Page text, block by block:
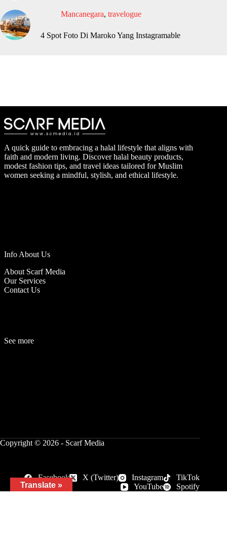
Mancanegara, travelogue
4 Spot Foto Di Maroko Yang Instagramable
A quick guide to embracing a halal lifestyle that aligns with
faith and modern living. Discover halal beauty products,
modest fashion tips, and travel ideas tailored for Muslim
women seeking a mindful, stylish, and ethical lifestyle.
Info About Us
About Scarf Media
Our Services
Contact Us
See more
Copyright © 2026 - Scarf Media
Facebook X (Twitter) Instagram
TikTok
YouTube
Spotify
Translate »